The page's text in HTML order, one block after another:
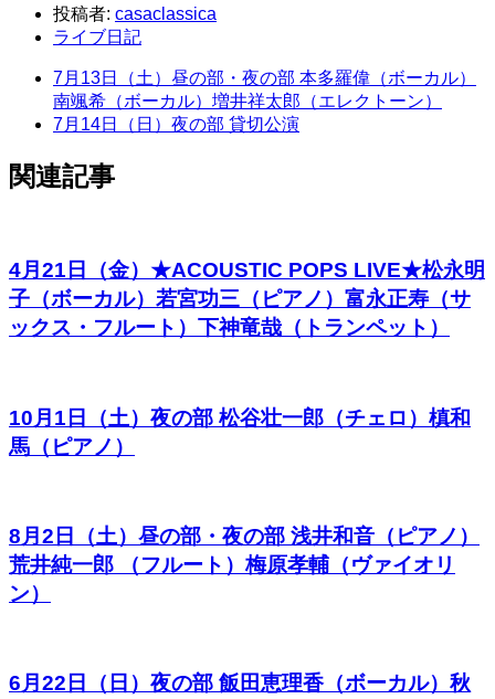
投稿者: casaclassica
ライブ日記
7月13日（土）昼の部・夜の部 本多羅偉（ボーカル）
南颯希（ボーカル）増井祥太郎（エレクトーン）
7月14日（日）夜の部 貸切公演
関連記事
4月21日（金）★ACOUSTIC POPS LIVE★松永明
子（ボーカル）若宮功三（ピアノ）富永正寿（サ
ックス・フルート）下神竜哉（トランペット）
10月1日（土）夜の部 松谷壮一郎（チェロ）槙和
馬（ピアノ）
8月2日（土）昼の部・夜の部 浅井和音（ピアノ）
荒井純一郎 （フルート）梅原孝輔（ヴァイオリ
ン）
6月22日（日）夜の部 飯田恵理香（ボーカル）秋